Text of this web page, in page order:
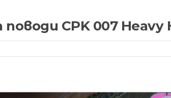
поводи CPK 007 Heavy